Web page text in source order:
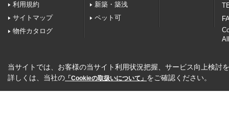
利用規約
サイトマップ
物件カタログ
新築・築浅
ペット可
当サイトでは、お客様の当サイト利用状況把握、サービス向上検討
詳しくは、当社の 「Cookieの取扱いについて」 をご確認ください。